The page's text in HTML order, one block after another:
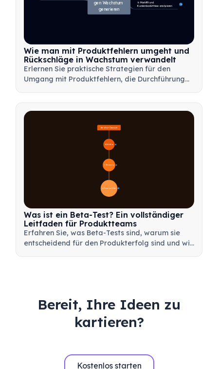
🎯 Marktfit und
Kundenbedürfnisse analysieren
14
gen Wachstum
generieren
Wie man mit Produktfehlern umgeht und
Rückschläge in Wachstum verwandelt
Erlernen Sie praktische Strategien für den
Umgang mit Produktfehlern, die Durchführung
Lernmöglichkeiten für Ihr Team.
🔍 Definition
🎯 Bedeutung
📋 Prozess und Arten
Beta-Test-Übersicht
Was ist ein Beta-Test? Ein vollständiger
Leitfaden für Produktteams
Erfahren Sie, was Beta-Tests sind, warum sie
entscheidend für den Produkterfolg sind und wie
Bereit, Ihre Ideen zu
kartieren?
Kostenlos starten